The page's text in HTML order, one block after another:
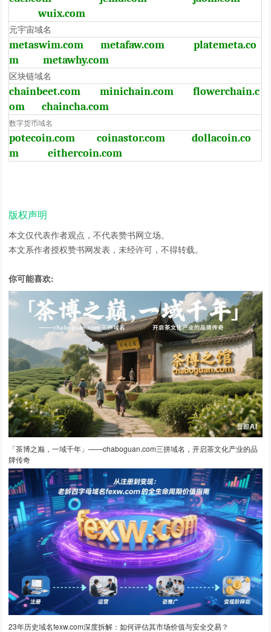
wuix.com
元宇宙域名
metaswim.com metafaw.com
platemeta.co
m
metawhy.com
区块链域名
chainbeet.com minichain.com
flowerchain.c
om
chaincha.com
数字货币域名
potecoin.com coinastor.com
dollacoin.co
m
eithercoin.com
版权声明
本文仅代表作者观点，不代表赞书网立场。
本文系作者授权赞书网发表，未经许可，不得转载。
你可能喜欢:
「茶博之巅，一域千年」——chaboguan.com三拼域名，开启茶文化产业的品
牌传奇
23年历史域名fexw.com深度拆解：如何评估其市场价值与安全交易？